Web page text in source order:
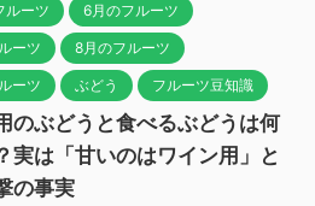
ルーツ 6月のフルーツ
ーツ 8月のフルーツ
ーツ ぶどう フルーツ豆知識
のぶどうと食べるぶどうは何
実は「甘いのはワイン用」と
の事実